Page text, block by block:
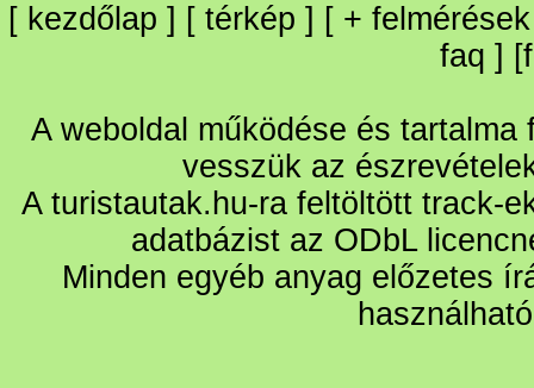
[ kezdőlap ] [ térkép ] [ + felmérések
faq ] [
A weboldal működése és
vesszük az
A turistautak.hu-ra feltöltött track-
adatbázist az ODbL
Minden egyéb anyag előzetes